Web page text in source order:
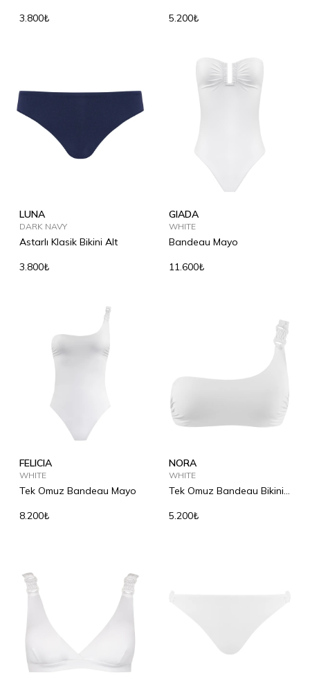
3.800₺
5.200₺
LUNA
DARK NAVY
Astarlı Klasik Bikini Alt
3.800₺
GIADA
WHITE
Bandeau Mayo
11.600₺
FELICIA
WHITE
Tek Omuz Bandeau Mayo
8.200₺
NORA
WHITE
Tek Omuz Bandeau Bikini
5.200₺